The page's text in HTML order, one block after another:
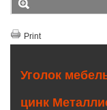
Print
Уголок
цинк